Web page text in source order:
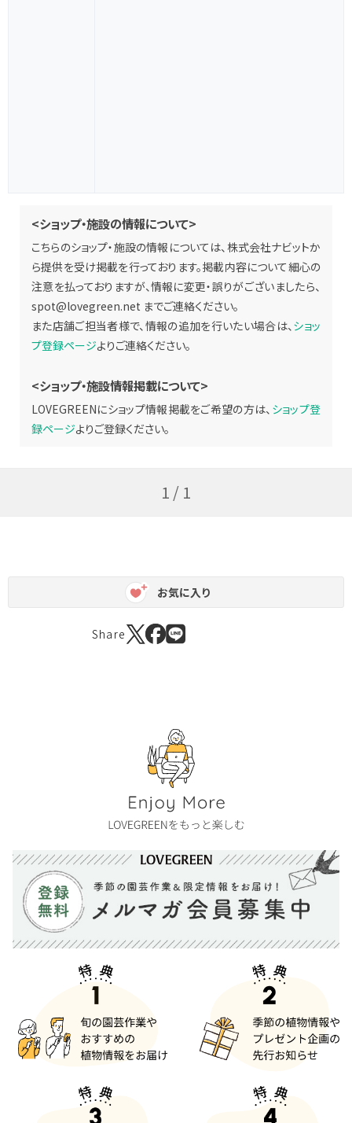
<ショップ・施設の情報について>
こちらのショップ・施設の情報については、株式会社ナビットか
ら提供を受け掲載を行っております。掲載内容について細心の
注意を払っておりますが、情報に変更・誤りがございましたら、
spot@lovegreen.net までご連絡ください。
また店舗ご担当者様で、情報の追加を行いたい場合は、ショッ
プ登録ページよりご連絡ください。
<ショップ・施設情報掲載について>
LOVEGREENにショップ情報掲載をご希望の方は、 ショップ登
録ページよりご登録ください。
1 / 1
お気に入り
Share